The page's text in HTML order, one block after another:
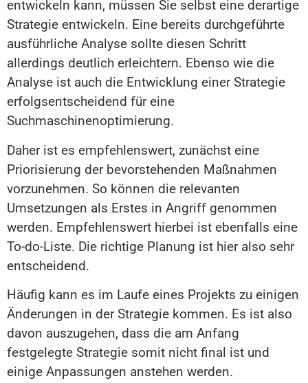
entwickeln kann, müssen Sie selbst eine derartige
Strategie entwickeln. Eine bereits durchgeführte
ausführliche Analyse sollte diesen Schritt
allerdings deutlich erleichtern. Ebenso wie die
Analyse ist auch die Entwicklung einer Strategie
erfolgsentscheidend für eine
Suchmaschinenoptimierung.
Daher ist es empfehlenswert, zunächst eine
Priorisierung der bevorstehenden Maßnahmen
vorzunehmen. So können die relevanten
Umsetzungen als Erstes in Angriff genommen
werden. Empfehlenswert hierbei ist ebenfalls eine
To-do-Liste. Die richtige Planung ist hier also sehr
entscheidend.
Häufig kann es im Laufe eines Projekts zu einigen
Änderungen in der Strategie kommen. Es ist also
davon auszugehen, dass die am Anfang
festgelegte Strategie somit nicht final ist und
einige Anpassungen anstehen werden.